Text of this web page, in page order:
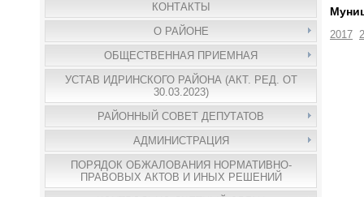
КОНТАКТЫ
О РАЙОНЕ
ОБЩЕСТВЕННАЯ ПРИЕМНАЯ
УСТАВ ИДРИНСКОГО РАЙОНА (АКТ. РЕД. ОТ
30.03.2023)
РАЙОННЫЙ СОВЕТ ДЕПУТАТОВ
АДМИНИСТРАЦИЯ
ПОРЯДОК ОБЖАЛОВАНИЯ НОРМАТИВНО-
ПРАВОВЫХ АКТОВ И ИНЫХ РЕШЕНИЙ
2017